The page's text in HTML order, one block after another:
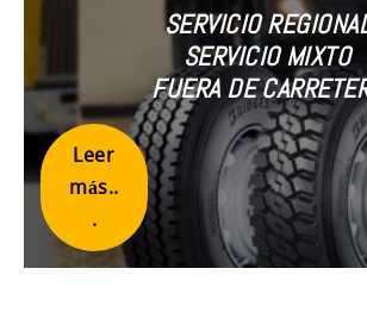
SERVICIO
SERVICIO MIXTO
FUERA DE
Leer
más..
.